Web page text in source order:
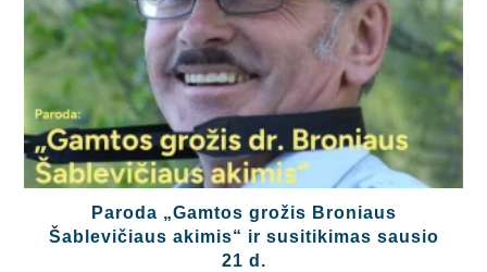
Paroda „Gamtos grožis Broniaus
Šablevičiaus akimis“ ir susitikimas sausio
21 d.